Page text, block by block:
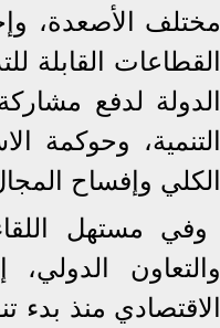
مختلف الأصعدة،
القطاعات القابلة
الدولة لدفع
التنمية، وحوكمة
الكلي وإفساح
وفي مستهل
والتعاون